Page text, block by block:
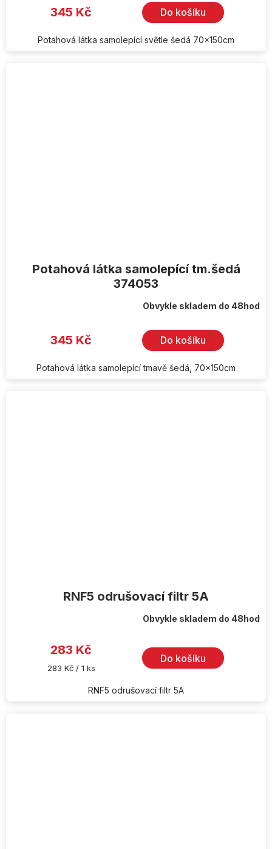
345 Kč Do košíku
Potahová látka samolepící světle šedá 70x150cm
Potahová látka samolepící tm.šedá
374053
Obvykle skladem do 48hod
345 Kč Do košíku
Potahová látka samolepící tmavě šedá, 70x150cm
RNF5 odrušovací filtr 5A
Obvykle skladem do 48hod
283 Kč
Měrná
283 Kč / 1 ks
Do košíku
RNF5 odrušovací filtr 5A